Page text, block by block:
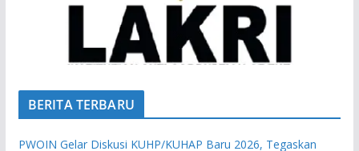
BERITA TERBARU
PWOIN Gelar Diskusi KUHP/KUHAP Baru 2026, Tegaskan